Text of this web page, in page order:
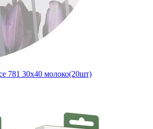
781 30x40 молоко(20шт)